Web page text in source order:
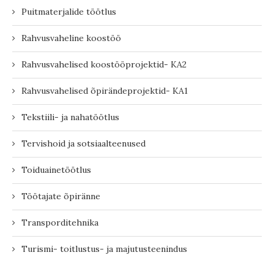
Puitmaterjalide töötlus
Rahvusvaheline koostöö
Rahvusvahelised koostööprojektid- KA2
Rahvusvahelised õpirändeprojektid- KA1
Tekstiili- ja nahatöötlus
Tervishoid ja sotsiaalteenused
Toiduainetöötlus
Töötajate õpiränne
Transporditehnika
Turismi- toitlustus- ja majutusteenindus